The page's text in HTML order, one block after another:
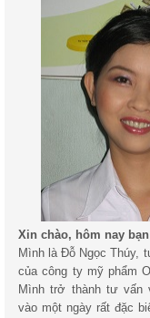
Xin chào, hôm nay
Mình là Đỗ Ngọc Thúy,
của công ty mỹ phẩm
Mình trở thành tư vấn
vào một ngày rất đặc